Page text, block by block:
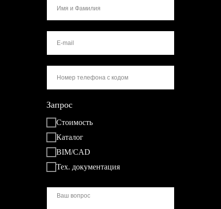
Запрос
Стоимость
Каталог
BIM/CAD
Тех. документация